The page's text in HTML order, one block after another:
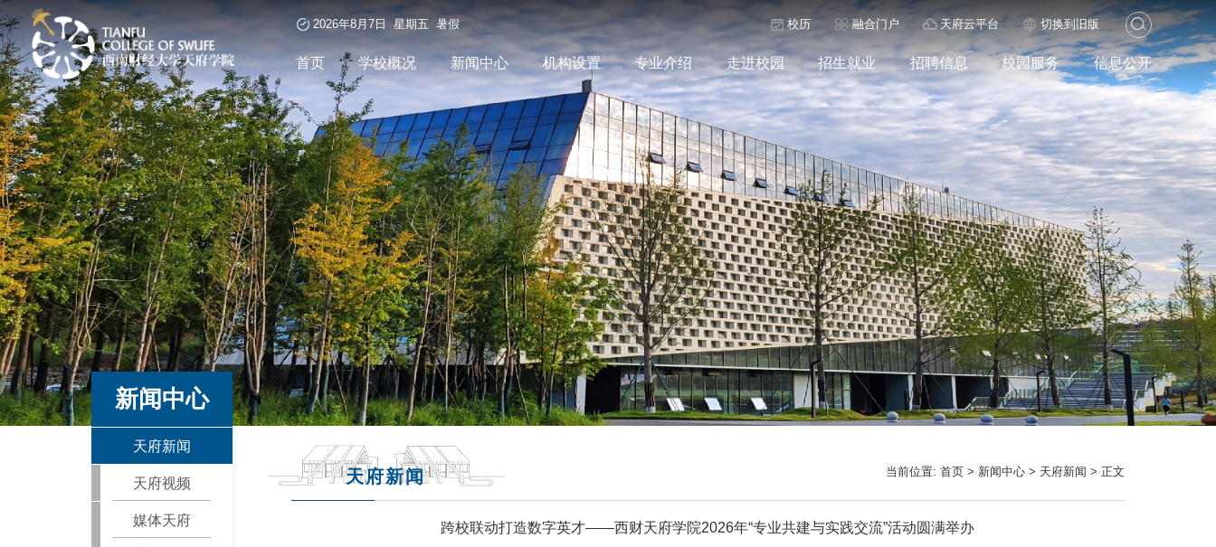
2026年8月7日 星期五 暑假 校历 融合门户 天府云平台 切换到旧版
首页 学校概况 新闻中心 机构设置 专业介绍 走进校园 招生就业 招聘信息 校园服务 信息公开
新闻中心
天府新闻
天府视频
媒体天府
天府新闻 当前位置:首页 > 新闻中心 > 天府新闻 > 正文
跨校联动打造数字英才——西财天府学院2026年“专业共建与实践交流”活动圆满举办